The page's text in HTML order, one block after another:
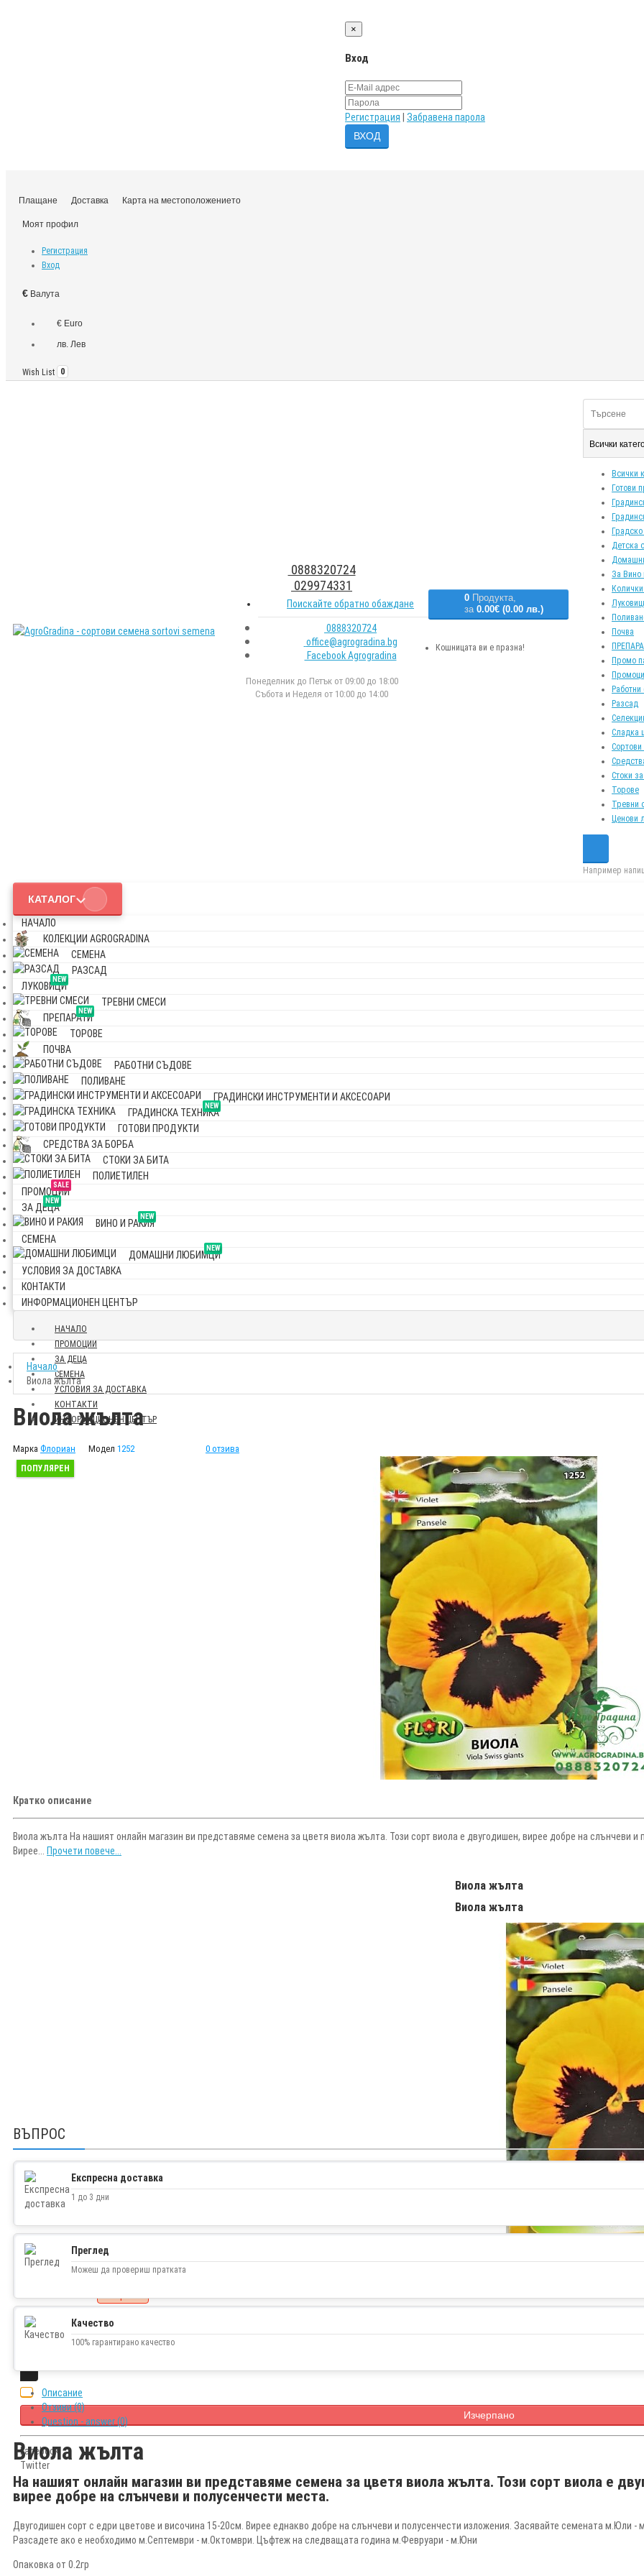
×
Вход
Регистрация Забравена парола
Плащане Доставка Карта на местоположението
Моят профил
Регистрация
Вход
€ Валута
€ Euro
лв. Лев
Wish List 0
0888320724
029974331
Поискайте обратно обаждане
0888320724
office@agrogradina.bg
Facebook Agrogradina
Понеделник до Петък от 09:00 до 18:00
Събота и Неделя от 10:00 до 14:00
0 Продукта,
за 0.00€ (0.00 лв.)
Кошницата ви е празна!
Всички
Всички
Готови
Детска
За Вино
Почва
Промо
Разсад
Сладка
Стоки
Торове
Тревни
Ценови
Например
КАТАЛОГ
НАЧАЛО
КОЛЕКЦИИ AGROGRADINA
СЕМЕНА
РАЗСАД
NEW
ЛУКОВИЦИ
ТРЕВНИ СМЕСИ
NEW
ПРЕПАРАТИ
ТОРОВЕ
ПОЧВА
РАБОТНИ СЪДОВЕ
ПОЛИВАНЕ
ГРАДИНСКИ ИНСТРУМЕНТИ И АКСЕСОАРИ
NEW
ГРАДИНСКА ТЕХНИКА
ГОТОВИ ПРОДУКТИ
СРЕДСТВА ЗА БОРБА
СТОКИ ЗА БИТА
ПОЛИЕТИЛЕН
SALE
ПРОМОЦИИ
NEW
ЗА ДЕЦА
NEW
ВИНО И РАКИЯ
СЕМЕНА
NEW
ДОМАШНИ ЛЮБИМЦИ
УСЛОВИЯ ЗА ДОСТАВКА
КОНТАКТИ
ИНФОРМАЦИОНЕН ЦЕНТЪР
НАЧАЛО
ПРОМОЦИИ
ЗА ДЕЦА
СЕМЕНА
УСЛОВИЯ ЗА ДОСТАВКА
КОНТАКТИ
ИНФОРМАЦИОНЕН ЦЕНТЪР
Начало
Виола жълта
Виола жълта
Марка Флориан Модел 1252 0 отзива
ПОПУЛЯРЕН
Кратко описание
Виола жълта На нашият онлайн магазин ви представяме семена за цветя виола жълта. Този сорт виола е двугодишен, вирее добре на слънчеви
Вирее... Прочети повече...
Виола жълта
Виола жълта
1.00€ (1.96 лв.)
Изчерпано
Facebook
Twitter
ВЪПРОС
Експресна доставка
1 до 3 дни
Преглед
Можеш да провериш пратката
Качество
100% гарантирано качество
Описание
Отзиви (0)
Question - answer (0)
Виола жълта
На нашият онлайн магазин ви представяме семена за цветя виола жълта. Този сорт виола е
вирее добре на слънчеви и полусенчести места.
Двугодишен сорт с едри цветове и височина 15-20см. Вирее еднакво добре на слънчеви и полусенчести изложения. Засявайте семената м.Юли -
Разсадете ако е необходимо м.Септември - м.Октомври. Цъфтеж на следващата година м.Февруари - м.Юни
Опаковка от 0.2гр